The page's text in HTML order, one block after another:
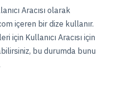
Aracısı olarak
içeren bir dize kullanır.
için Kullanıcı Aracısı için
bu durumda bunu